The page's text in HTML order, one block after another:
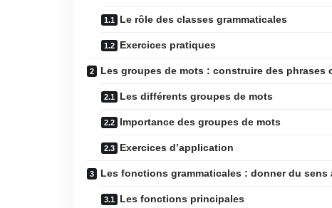
Le rôle des classes grammaticales
Exercices pratiques
Les groupes de mots : construire des phrases
Les différents groupes de mots
Importance des groupes de mots
Exercices d’application
Les fonctions grammaticales : donner du sens
Les fonctions principales